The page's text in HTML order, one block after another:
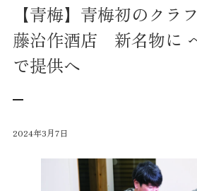
【青梅】青梅初のク
藤治作酒店 新名物に
で提供へ
2024年3月7日